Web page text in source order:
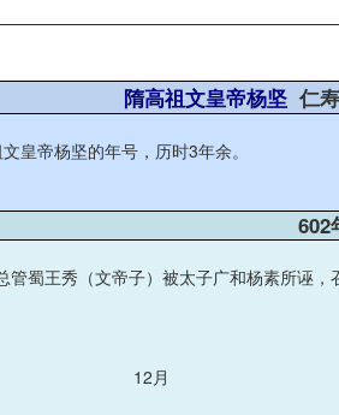
隋高祖文皇帝杨坚仁寿
皇帝杨坚的年号，历时3年余。
602
蜀王秀（文帝子）被太子广和杨素所诬，
12月